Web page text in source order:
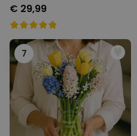
€ 29,99
7